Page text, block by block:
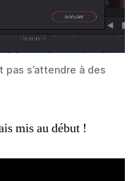
pas s’attendre à des
mis au début !